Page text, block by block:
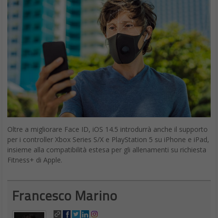
Oltre a migliorare Face ID, iOS 14.5 introdurrà anche il supporto
per i controller Xbox Series S/X e PlayStation 5 su iPhone e iPad,
insieme alla compatibilità estesa per gli allenamenti su richiesta
Fitness+ di Apple.
Francesco Marino